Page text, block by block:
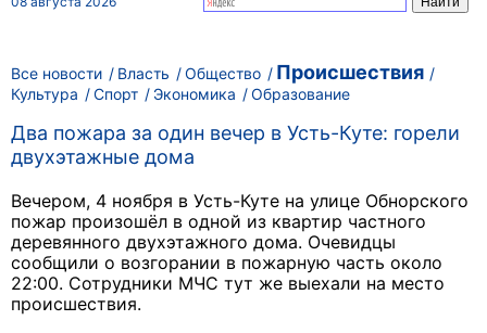
Все новости Власть Общество Происшествия
Культура Спорт Экономика Образование
Два пожара за один вечер в Усть-Куте: горели
двухэтажные дома
Вечером, 4 ноября в Усть-Куте на улице Обнорского
пожар произошёл в одной из квартир частного
деревянного двухэтажного дома. Очевидцы
сообщили о возгорании в пожарную часть около
22:00. Сотрудники МЧС тут же выехали на место
происшествия.